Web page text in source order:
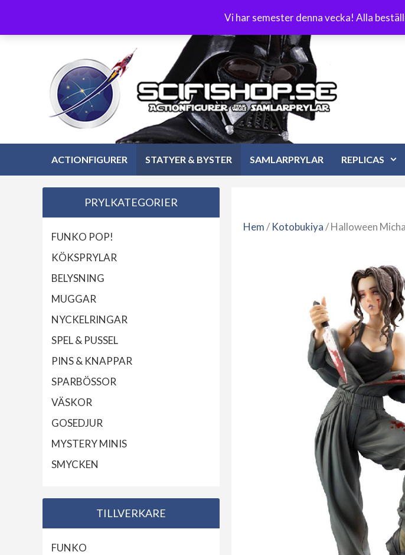
Vi har semester denna vecka! Alla
innehåll
Öppet köp 30 dagar Frakt 89 kr
ACTIONFIGURER STATYER & BYSTER SAMLARPRYLAR REPLICAS
Hem/Kotobukiya/ Halloween
PRYLKATEGORIER
FUNKO POP!
KÖKSPRYLAR
BELYSNING
MUGGAR
NYCKELRINGAR
SPEL & PUSSEL
PINS & KNAPPAR
SPARBÖSSOR
VÄSKOR
GOSEDJUR
MYSTERY MINIS
SMYCKEN
TILLVERKARE
FUNKO